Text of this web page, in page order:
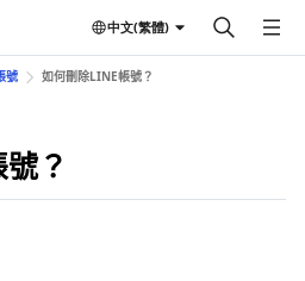
中文(繁體)
號 如何刪除LINE帳號？
？